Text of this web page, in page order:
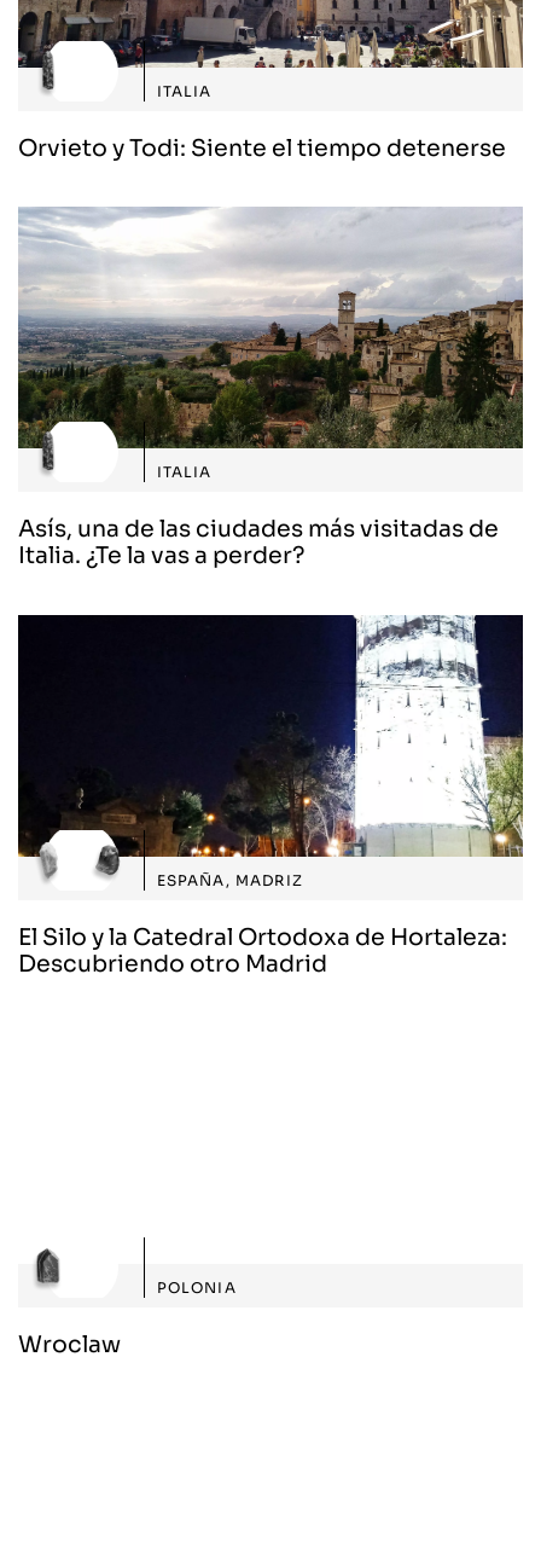
ITALIA
Orvieto y Todi: Siente el tiempo detenerse
ITALIA
Asís, una de las ciudades más visitadas de
Italia. ¿Te la vas a perder?
ESPAÑA , MADRIZ
El Silo y la Catedral Ortodoxa de Hortaleza:
Descubriendo otro Madrid
POLONIA
Wroclaw